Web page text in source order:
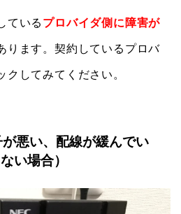
ている プロバイダ側に障害が
ります。契約しているプロバ
クしてみてください。
悪い、配線が緩んでい
い場合）